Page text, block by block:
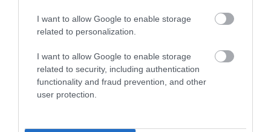
I want to allow Google to enable storage
related to personalization.
I want to allow Google to enable storage
related to security, including authentication
functionality and fraud prevention, and other
user protection.
Egyeurós házakkal és bőkezű támogatásokkal